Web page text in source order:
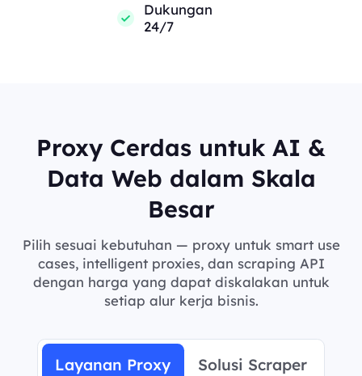
Dukungan
24/7
Proxy Cerdas untuk AI &
Data Web dalam Skala
Besar
Pilih sesuai kebutuhan — proxy untuk smart use
cases, intelligent proxies, dan scraping API
dengan harga yang dapat diskalakan untuk
setiap alur kerja bisnis.
Layanan Proxy Solusi Scraper